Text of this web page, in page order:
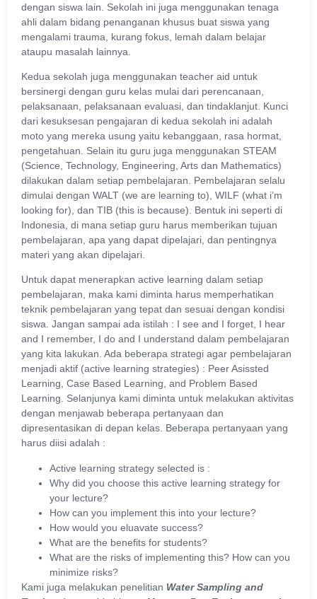
dengan siswa lain. Sekolah ini juga menggunakan tenaga
ahli dalam bidang penanganan khusus buat siswa yang
mengalami trauma, kurang fokus, lemah dalam belajar
ataupu masalah lainnya.
Kedua sekolah juga menggunakan teacher aid untuk
bersinergi dengan guru kelas mulai dari perencanaan,
pelaksanaan, pelaksanaan evaluasi, dan tindaklanjut. Kunci
dari kesuksesan pengajaran di kedua sekolah ini adalah
moto yang mereka usung yaitu kebanggaan, rasa hormat,
pengetahuan. Selain itu guru juga menggunakan STEAM
(Science, Technology, Engineering, Arts dan Mathematics)
dilakukan dalam setiap pembelajaran. Pembelajaran selalu
dimulai dengan WALT (we are learning to), WILF (what i’m
looking for), dan TIB (this is because). Bentuk ini seperti di
Indonesia, di mana setiap guru harus memberikan tujuan
pembelajaran, apa yang dapat dipelajari, dan pentingnya
materi yang akan dipelajari.
Untuk dapat menerapkan active learning dalam setiap
pembelajaran, maka kami diminta harus memperhatikan
teknik pembelajaran yang tepat dan sesuai dengan kondisi
siswa. Jangan sampai ada istilah : I see and I forget, I hear
and I remember, I do and I understand dalam pembelajaran
yang kita lakukan. Ada beberapa strategi agar pembelajaran
menjadi aktif (active learning strategies) : Peer Asissted
Learning, Case Based Learning, and Problem Based
Learning. Selanjunya kami diminta untuk melakukan aktivitas
dengan menjawab beberapa pertanyaan dan
dipresentasikan di depan kelas. Beberapa pertanyaan yang
harus diisi adalah :
Active learning strategy selected is :
Why did you choose this active learning strategy for
your lecture?
How can you implement this into your lecture?
How would you eluavate success?
What are the benefits for students?
What are the risks of implementing this? How can you
minimize risks?
Kami juga melakukan penelitian Water Sampling and